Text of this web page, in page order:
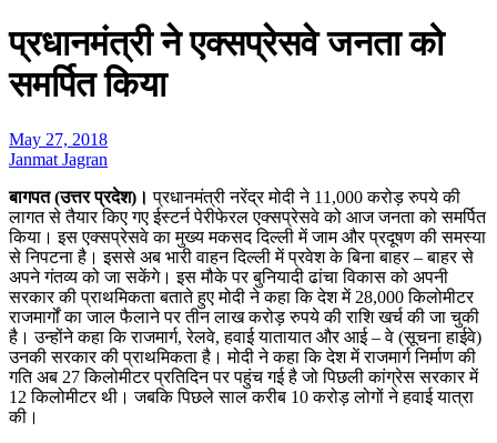
प्रधानमंत्री ने एक्सप्रेसवे जनता को
समर्पित किया
May 27, 2018
Janmat Jagran
बागपत (उत्तर प्रदेश)। प्रधानमंत्री नरेंद्र मोदी ने 11,000 करोड़ रुपये की
लागत से तैयार किए गए ईस्टर्न पेरीफेरल एक्सप्रेसवे को आज जनता को समर्पित
किया। इस एक्सप्रेसवे का मुख्य मकसद दिल्ली में जाम और प्रदूषण की समस्या
से निपटना है। इससे अब भारी वाहन दिल्ली में प्रवेश के बिना बाहर – बाहर से
अपने गंतव्य को जा सकेंगे। इस मौके पर बुनियादी ढांचा विकास को अपनी
सरकार की प्राथमिकता बताते हुए मोदी ने कहा कि देश में 28,000 किलोमीटर
राजमार्गों का जाल फैलाने पर तीन लाख करोड़ रुपये की राशि खर्च की जा चुकी
है। उन्होंने कहा कि राजमार्ग, रेलवे, हवाई यातायात और आई – वे (सूचना हाईवे)
उनकी सरकार की प्राथमिकता है। मोदी ने कहा कि देश में राजमार्ग निर्माण की
गति अब 27 किलोमीटर प्रतिदिन पर पहुंच गई है जो पिछली कांग्रेस सरकार में
12 किलोमीटर थी। जबकि पिछले साल करीब 10 करोड़ लोगों ने हवाई यात्रा
की।